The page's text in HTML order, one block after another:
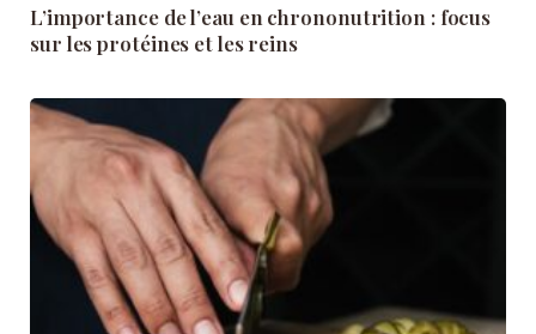
L’importance de l’eau en chrononutrition : focus
sur les protéines et les reins